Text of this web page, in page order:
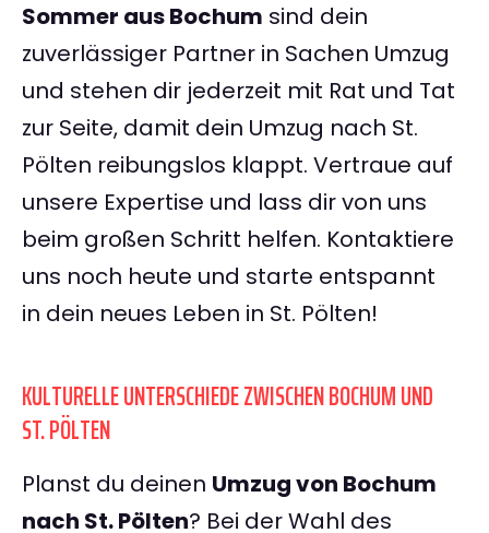
Sommer aus Bochum sind dein
zuverlässiger Partner in Sachen Umzug
und stehen dir jederzeit mit Rat und Tat
zur Seite, damit dein Umzug nach St.
Pölten reibungslos klappt. Vertraue auf
unsere Expertise und lass dir von uns
beim großen Schritt helfen. Kontaktiere
uns noch heute und starte entspannt
in dein neues Leben in St. Pölten!
KULTURELLE UNTERSCHIEDE ZWISCHEN BOCHUM UND
ST. PÖLTEN
Planst du deinen Umzug von Bochum
nach St. Pölten? Bei der Wahl des